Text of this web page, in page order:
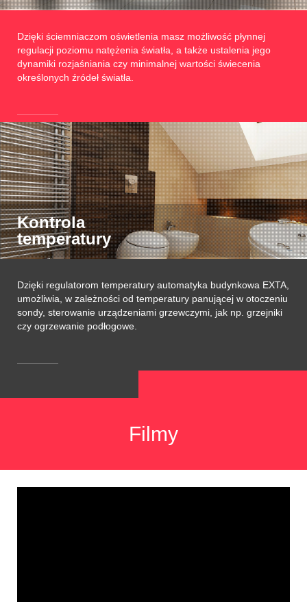
Dzięki ściemniaczom oświetlenia masz możliwość płynnej
regulacji poziomu natężenia światła, a także ustalenia jego
dynamiki rozjaśniania czy minimalnej wartości świecenia
określonych źródeł światła.
Kontrola
temperatury
Dzięki regulatorom temperatury automatyka budynkowa EXTA,
umożliwia, w zależności od temperatury panującej w otoczeniu
sondy, sterowanie urządzeniami grzewczymi, jak np. grzejniki
czy ogrzewanie podłogowe.
Filmy